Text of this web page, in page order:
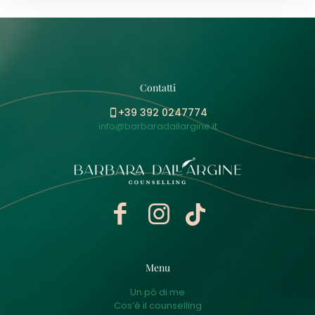
Contatti
+39 392 0247774
info@barbaradallargine.it
Menu
Un pò di me
Cos’è il counselling